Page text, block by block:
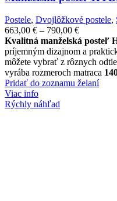
Postele, Dvojlôžkové postele,
663,00 € – 790,00 €Price
range:
663,00 €
through
790,00 €
Kvalitná manželská posteľ
príjemným dizajnom a
môžete vybrať z rôznych
vyrába rozmeroch matraca
Pridať do zoznamu želaní
Viac info
Rýchly náhľad